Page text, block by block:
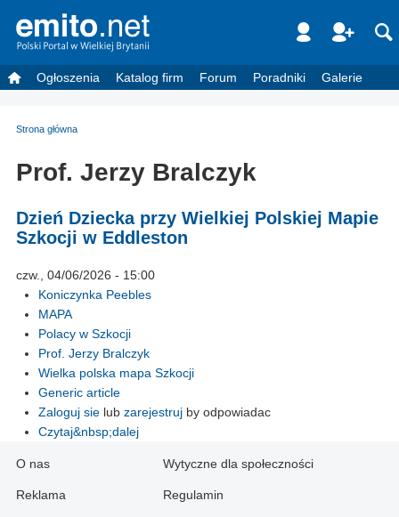
Ogłoszenia Katalog firm Forum Poradniki Galerie
Strona główna
Prof. Jerzy Bralczyk
Dzień Dziecka przy Wielkiej Polskiej Mapie
Szkocji w Eddleston
czw., 04/06/2026 - 15:00
Koniczynka Peebles
MAPA
Polacy w Szkocji
Prof. Jerzy Bralczyk
Wielka polska mapa Szkocji
Generic article
Zaloguj sie lub zarejestruj by odpowiadac
Czytaj&nbsp;dalej
O nas
Reklama
Wytyczne dla społeczności
Regulamin